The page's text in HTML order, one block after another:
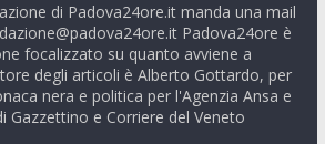
di Padova24ore.it manda una mail
Padova24ore è
focalizzato su quanto avviene a
degli articoli è Alberto Gottardo, per
nera e politica per l'Agenzia Ansa e
Gazzettino e Corriere del Veneto